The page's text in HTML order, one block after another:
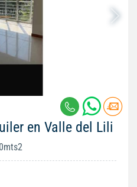
en Valle del Lili